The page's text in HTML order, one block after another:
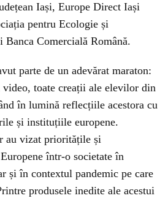
Iași, Europe Direct Iași
pentru Ecologie și
Comercială Română.
parte de un adevărat maraton:
video, toate creații ale elevilor din
în lumină reflecțiile acestora cu
și instituțiile europene.
au vizat prioritățile și
într-o societate în
și în contextul pandemic pe care
produsele inedite ale acestui